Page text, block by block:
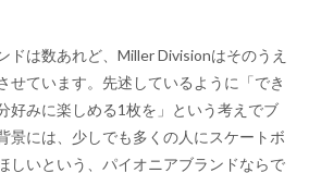
ドは数あれど、Miller Divisionはそのうえ
せています。先述しているように「でき
好みに楽しめる1枚を」という考えでブ
景には、少しでも多くの人にスケートボ
しいという、パイオニアブランドならで